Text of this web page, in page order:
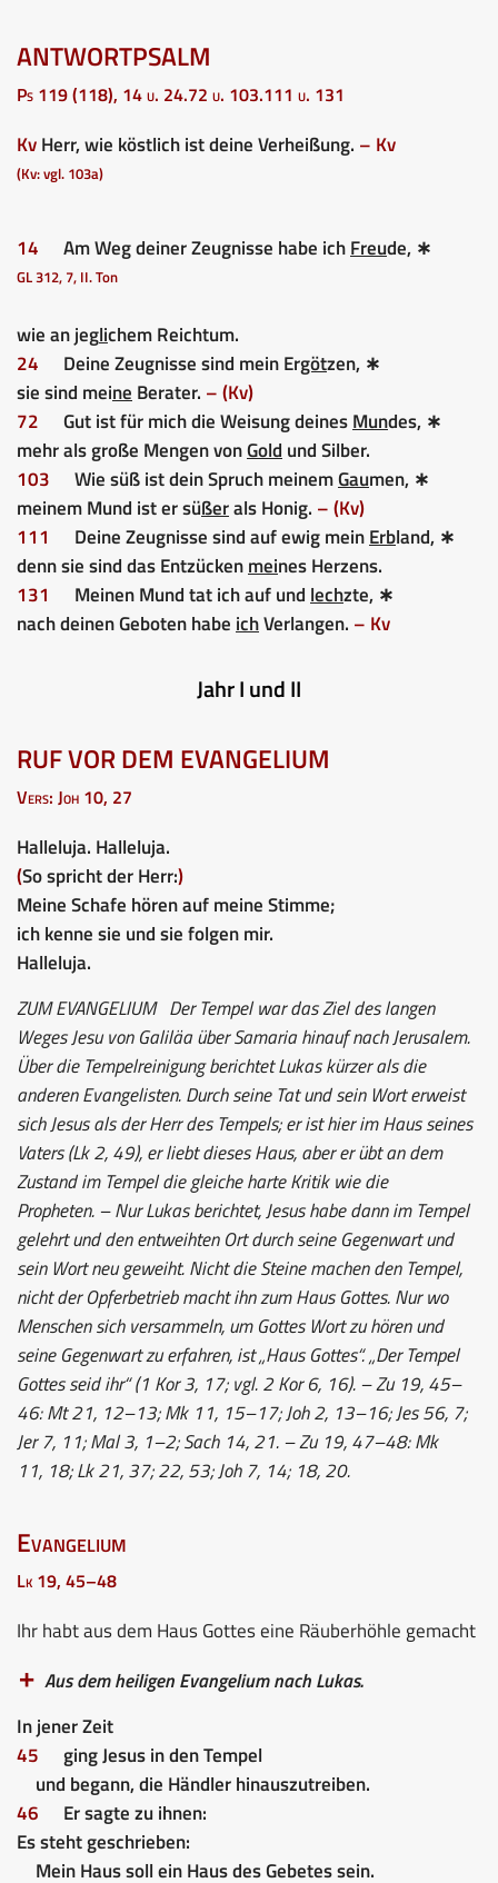
ANTWORTPSALM
Ps 119 (118), 14 u. 24.72 u. 103.111 u. 131
KvHerr, wie köstlich ist deine Verheißung. – Kv
(Kv: vgl. 103a)
14 Am Weg deiner Zeugnisse habe ichFreude, ∗
GL 312, 7, II. Ton
wie an jeglichem Reichtum.
24
Deine Zeugnisse sind mein Ergötzen, ∗
sie sind meine Berater. – (Kv)
72
Gut ist für mich die Weisung deinesMundes, ∗
mehr als große Mengen vonGold und Silber.
103
Wie süß ist dein Spruch meinemGaumen, ∗
meinem Mund ist er süßerals Honig. – (Kv)
111
Deine Zeugnisse sind auf ewig meinErbland, ∗
denn sie sind das Entzückenmeines Herzens.
131
Meinen Mund tat ich auf und lechzte, ∗
nach deinen Geboten habe ichVerlangen. – Kv
Jahr I und II
RUF VOR DEM EVANGELIUM
Vers: Joh 10, 27
Halleluja. Halleluja.
(So spricht der Herr:)
Meine Schafe hören auf meine Stimme;
ich kenne sie und sie folgen mir.
Halleluja.
ZUM EVANGELIUMDer Tempel war das Ziel des langen
Weges Jesu von Galiläa über Samaria hinauf nach Jerusalem.
Über die Tempelreinigung berichtet Lukas kürzer als die
anderen Evangelisten. Durch seine Tat und sein Wort erweist
sich Jesus als der Herr des Tempels; er ist hier im Haus seines
Vaters (Lk 2, 49), er liebt dieses Haus, aber er übt an dem
Zustand im Tempel die gleiche harte Kritik wie die
Propheten. – Nur Lukas berichtet, Jesus habe dann im Tempel
gelehrt und den entweihten Ort durch seine Gegenwart und
sein Wort neu geweiht. Nicht die Steine machen den Tempel,
nicht der Opferbetrieb macht ihn zum Haus Gottes. Nur wo
Menschen sich versammeln, um Gottes Wort zu hören und
seine Gegenwart zu erfahren, ist „Haus Gottes“. „Der Tempel
Gottes seid ihr“ (1 Kor 3, 17; vgl. 2 Kor 6, 16). – Zu 19, 45–
46: Mt 21, 12–13; Mk 11, 15–17; Joh 2, 13–16; Jes 56, 7;
Jer 7, 11; Mal 3, 1–2; Sach 14, 21. – Zu 19, 47–48: Mk
11, 18; Lk 21, 37; 22, 53; Joh 7, 14; 18, 20.
Evangelium
Lk 19, 45–48
Ihr habt aus dem Haus Gottes eine Räuberhöhle gemacht
Aus dem heiligen Evangelium nach Lukas.
In jener Zeit
45
ging Jesus in den Tempel
und begann, die Händler hinauszutreiben.
46
Er sagte zu ihnen:
Es steht geschrieben:
Mein Haus soll ein Haus des Gebetes sein.